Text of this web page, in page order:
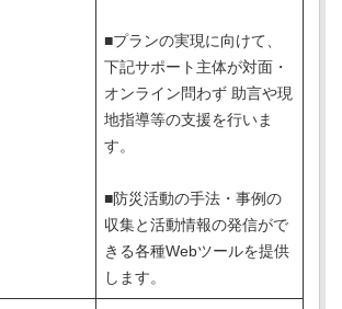
■プランの実現に向けて、
下記サポート主体が対面・
オンライン問わず 助言や現
地指導等の支援を行いま
す。
■防災活動の手法・事例の
収集と活動情報の発信がで
きる各種Webツールを提供
します。